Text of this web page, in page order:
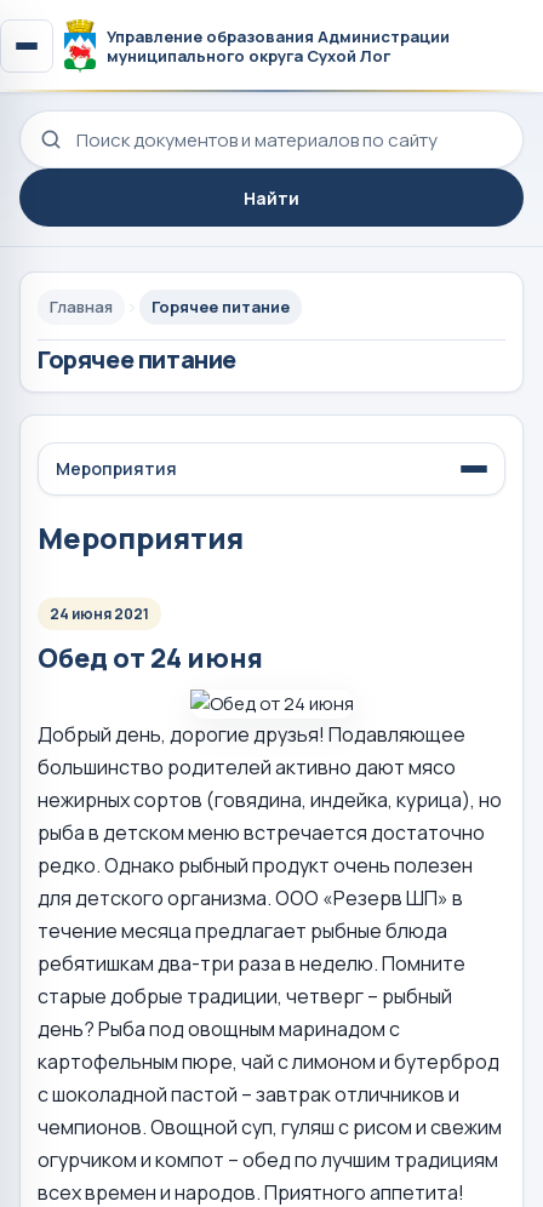
Управление образования Администрации
муниципального округа Сухой Лог
Поиск по сайту
Найти
Главная Горячее питание
Горячее питание
Мероприятия
Мероприятия
24 июня 2021
Обед от 24 июня
Добрый день, дорогие друзья! Подавляющее
большинство родителей активно дают мясо
нежирных сортов (говядина, индейка, курица), но
рыба в детском меню встречается достаточно
редко. Однако рыбный продукт очень полезен
для детского организма. ООО «Резерв ШП» в
течение месяца предлагает рыбные блюда
ребятишкам два-три раза в неделю. Помните
старые добрые традиции, четверг – рыбный
день? Рыба под овощным маринадом с
картофельным пюре, чай с лимоном и бутерброд
с шоколадной пастой – завтрак отличников и
чемпионов. Овощной суп, гуляш с рисом и свежим
огурчиком и компот – обед по лучшим традициям
всех времен и народов. Приятного аппетита!